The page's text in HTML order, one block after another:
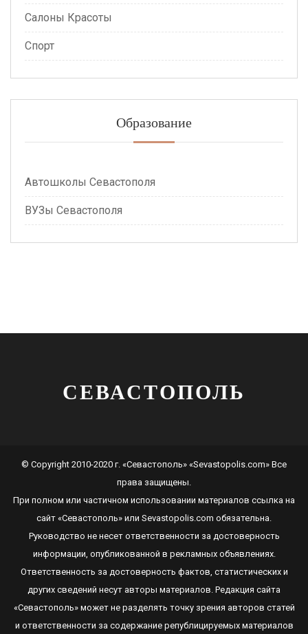
Салоны Красоты
Спорт
Образование
Автошколы Севастополя
ВУЗы Севастополя
СЕВАСТОПОЛЬ
© Copyright 2010-2020 г. «Севастополь» «Sevastopolis.com» Все
права защищены.
При полном или частичном использовании материалов ссылка на
сайт «Севастополь» или Sevastopolis.com обязательна.
Руководство не несет ответственности за достоверность
информации, опубликованной в рекламных объявлениях.
Ответственность за достоверность фактов, статистических и
других сведений несут авторы материалов. Редакция сайта
«Севастополь»может не разделять точку зрения авторов статей
и ответственности за содержание републицируемых материалов